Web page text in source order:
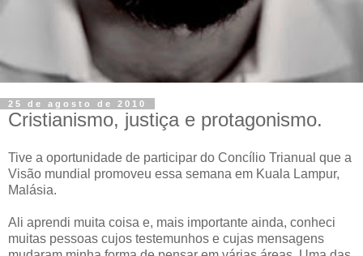
25 de agosto de 2010
Cristianismo, justiça e protagonismo.
Tive a oportunidade de participar do Concílio Trianual que a
Visão mundial promoveu essa semana em Kuala Lampur,
Malásia.
Ali aprendi muita coisa e, mais importante ainda, conheci
muitas pessoas cujos testemunhos e cujas mensagens